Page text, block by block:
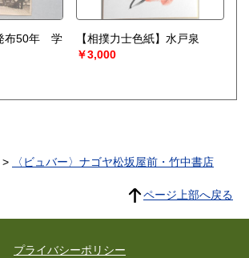
布50年 学
【相撲力士色紙】水戸泉
￥3,000
〈ビュバー〉ナゴヤ松坂屋前・竹中書店
ページ上部へ戻る
プライバシーポリシー